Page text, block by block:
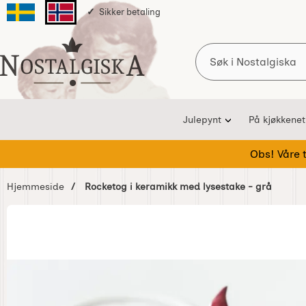
Svenska sidanNorska sidan
Sikker betaling
Startsiden for Nostalgiska
Søk
Julepynt På kjøkkenet
Obs! Våre
Hjemmeside Rocketog i keramikk med lysestake - grå